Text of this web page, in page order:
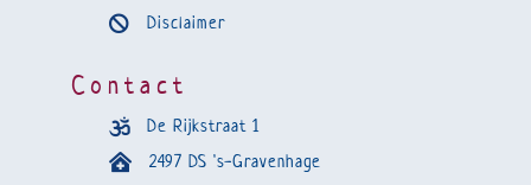
 Disclaimer
Contact
 De Rijkstraat 1
 2497 DS 's-Gravenhage